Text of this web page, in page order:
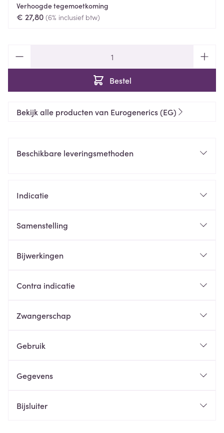
Verhoogde tegemoetkoming
€ 27,80 (6% inclusief btw)
Bestel
Bekijk alle producten van Eurogenerics (EG)
Beschikbare leveringsmethoden
Indicatie
Samenstelling
Bijwerkingen
Contra indicatie
Zwangerschap
Gebruik
Gegevens
Bijsluiter